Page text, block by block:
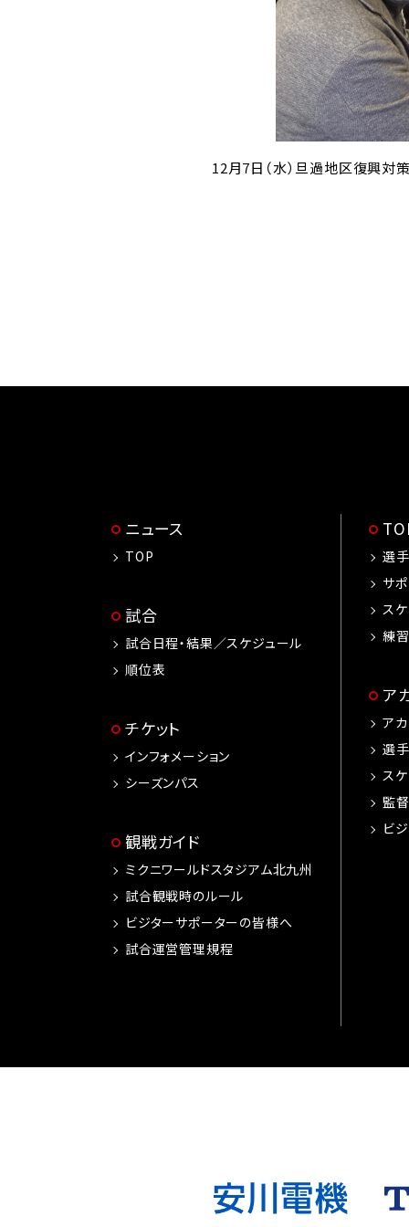
12月7日（水）旦過地区復興対
ニュース
TOP
試合
試合日程・結果／スケジュール
順位表
チケット
インフォメーション
シーズンパス
観戦ガイド
ミクニワールドスタジアム北九州
試合観戦時のルール
ビジターサポーターの皆様へ
試合運営管理規程
選
サ
ス
練
ア
ア
選
ス
監
ビ